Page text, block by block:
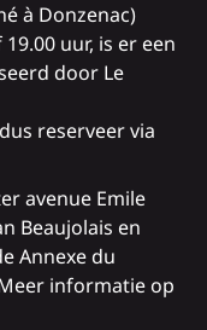
à Donzenac)
uur, is er een
door Le
reserveer via
avenue Emile
Beaujolais en
Annexe du
informatie op